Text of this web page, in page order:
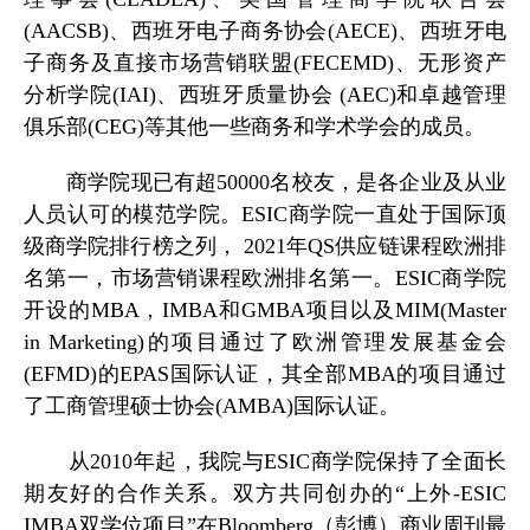
(AACSB)、西班牙电子商务协会(AECE)、西班牙电
子商务及直接市场营销联盟(FECEMD)、无形资产
分析学院(IAI)、西班牙质量协会 (AEC)和卓越管理
俱乐部(CEG)等其他一些商务和学术学会的成员。
商学院现已有超50000名校友，是各企业及从业
人员认可的模范学院。ESIC商学院一直处于国际顶
级商学院排行榜之列， 2021年QS供应链课程欧洲排
名第一，市场营销课程欧洲排名第一。ESIC商学院
开设的MBA，IMBA和GMBA项目以及MIM(Master
in Marketing)的项目通过了欧洲管理发展基金会
(EFMD)的EPAS国际认证，其全部MBA的项目通过
了工商管理硕士协会(AMBA)国际认证。
从2010年起，我院与ESIC商学院保持了全面长
期友好的合作关系。双方共同创办的“上外-ESIC
IMBA双学位项目”在Bloomberg（彭博）商业周刊最